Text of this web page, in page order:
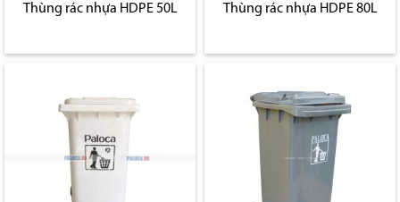
Thùng rác nhựa HDPE 50L Thùng rác nhựa HDPE 80L